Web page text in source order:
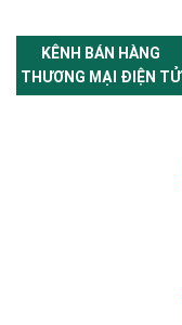
KÊNH BÁN HÀNG
THƯƠNG MẠI ĐIỆN TỬ